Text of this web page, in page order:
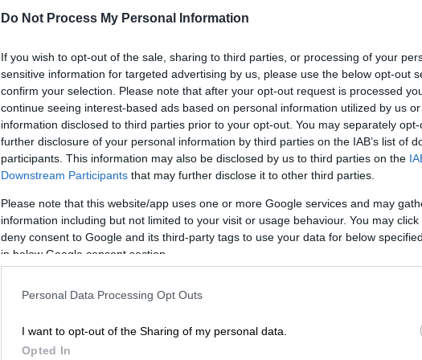
Do Not Process My Personal Information
If you wish to opt-out of the sale, sharing to third parties, or processing of your
sensitive information for targeted advertising by us, please use the below opt-out
confirm your selection. Please note that after your opt-out request is processed
continue seeing interest-based ads based on personal information utilized by us
information disclosed to third parties prior to your opt-out. You may separately
further disclosure of your personal information by third parties on the IAB’s list of
participants. This information may also be disclosed by us to third parties on the
Downstream Participants that may further disclose it to other third parties.
Please note that this website/app uses one or more Google services and may
information including but not limited to your visit or usage behaviour. You may
deny consent to Google and its third-party tags to use your data for below
in below Google consent section.
Personal Data Processing Opt Outs
I want to opt-out of the Sharing of my personal data.
Opted In
ανθρώπους
75 ανασύρθηκαν τραυματισμένοι από
τα συντρίμμια της πινακίδας.
Κόσμος|29.11.2023 22:51
Πινακίδα της οδού Πένι Λέιν στο
Λίβερπουλ επέστρεψε στο σημείο
που ανήκει - Εκλάπη 47 χρόνια
πριν
Η πινακίδα αφαιρέθηκε το 1976,
εννέα χρόνια αφότου ο δρόμος έγινε
διάσημος, όταν κυκλοφόρησε το
ομώνυμο single των Beatles